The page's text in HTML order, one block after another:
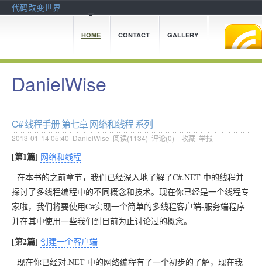
代码改变世界
HOME CONTACT GALLERY
DanielWise
C# 线程手册 第七章 网络和线程 系列
2013-01-14 05:40 DanielWise 阅读(1134) 评论(0) 收藏 举报
[第1篇] 网络和线程
在本书的之前章节，我们已经深入地了解了C#.NET 中的线程并
探讨了多线程编程中的不同概念和技术。现在你已经是一个线程专
家啦，我们将要使用C#实现一个简单的多线程客户端-服务端程序
并在其中使用一些我们到目前为止讨论过的概念。
[第2篇] 创建一个客户端
现在你已经对.NET 中的网络编程有了一个初步的了解，现在我